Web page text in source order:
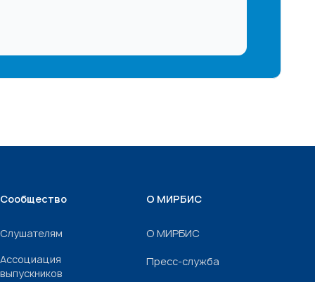
Сообщество
Слушателям
Ассоциация
выпускников
О МИРБИС
О МИРБИС
Пресс-служба